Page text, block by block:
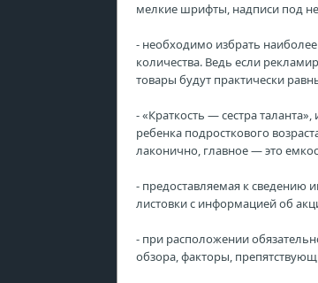
мелкие шрифты, надписи под
- необходимо избрать
количества. Ведь если
товары будут практически
- «Краткость — сестра
ребенка подросткового
лаконично, главное — это
- предоставляемая к сведению
листовки с информацией об
- при расположении
обзора, факторы,